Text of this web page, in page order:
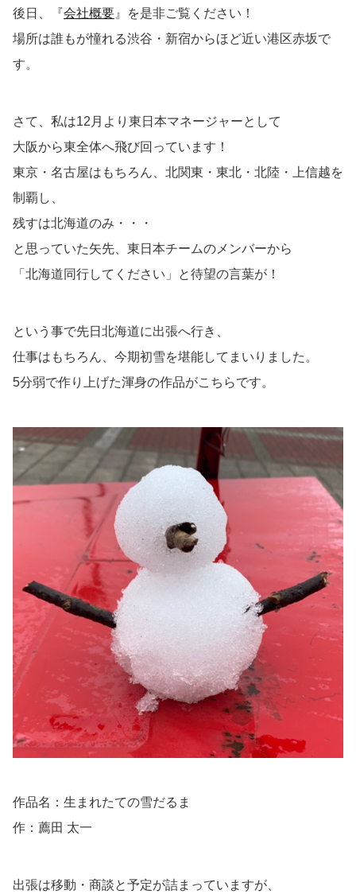
後日、『会社概要 』を是非ご覧ください！
場所は誰もが憧れる渋谷・新宿からほど近い港区赤坂で
す。
さて、私は12月より東日本マネージャーとして
大阪から東全体へ飛び回っています！
東京・名古屋はもちろん、北関東・東北・北陸・上信越を
制覇し、
残すは北海道のみ・・・
と思っていた矢先、東日本チームのメンバーから
「北海道同行してください」と待望の言葉が！
という事で先日北海道に出張へ行き、
仕事はもちろん、今期初雪を堪能してまいりました。
5分弱で作り上げた渾身の作品がこちらです。
作品名：生まれたての雪だるま
作：薦田 太一
出張は移動・商談と予定が詰まっていますが、